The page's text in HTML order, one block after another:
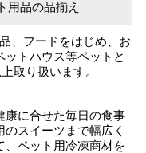
用品の品揃え
、フードをはじめ、お
トハウス等ペットと
取り扱います。
康に合せた毎日の食事
スイーツまで幅広く
、ペット用冷凍商材を